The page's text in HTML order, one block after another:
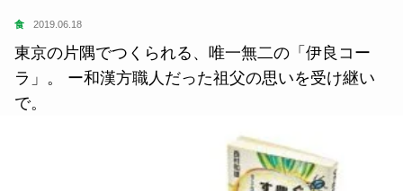
食 2019.06.18
東京の片隅でつくられる、唯一無二の「伊良コー
ラ」。 ー和漢方職人だった祖父の思いを受け継い
で。